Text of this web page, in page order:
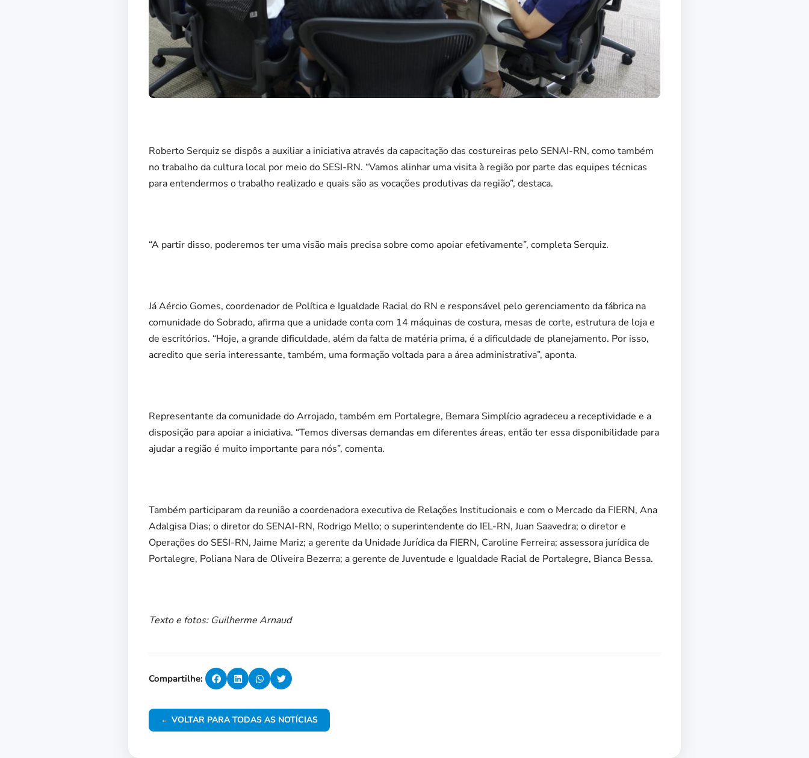
Roberto Serquiz se dispôs a auxiliar a iniciativa através da capacitação das costureiras pelo SENAI-RN, como também
no trabalho da cultura local por meio do SESI-RN. “Vamos alinhar uma visita à região por parte das equipes técnicas
para entendermos o trabalho realizado e quais são as vocações produtivas da região”, destaca.
“A partir disso, poderemos ter uma visão mais precisa sobre como apoiar efetivamente”, completa Serquiz.
Já Aércio Gomes, coordenador de Política e Igualdade Racial do RN e responsável pelo gerenciamento da fábrica na
comunidade do Sobrado, afirma que a unidade conta com 14 máquinas de costura, mesas de corte, estrutura de loja e
de escritórios. “Hoje, a grande dificuldade, além da falta de matéria prima, é a dificuldade de planejamento. Por isso,
acredito que seria interessante, também, uma formação voltada para a área administrativa”, aponta.
Representante da comunidade do Arrojado, também em Portalegre, Bemara Simplício agradeceu a receptividade e a
disposição para apoiar a iniciativa. “Temos diversas demandas em diferentes áreas, então ter essa disponibilidade para
ajudar a região é muito importante para nós”, comenta.
Também participaram da reunião a coordenadora executiva de Relações Institucionais e com o Mercado da FIERN, Ana
Adalgisa Dias; o diretor do SENAI-RN, Rodrigo Mello; o superintendente do IEL-RN, Juan Saavedra; o diretor e
Operações do SESI-RN, Jaime Mariz; a gerente da Unidade Jurídica da FIERN, Caroline Ferreira; assessora jurídica de
Portalegre, Poliana Nara de Oliveira Bezerra; a gerente de Juventude e Igualdade Racial de Portalegre, Bianca Bessa.
Texto e fotos: Guilherme Arnaud
Compartilhe:
← VOLTAR PARA TODAS AS NOTÍCIAS